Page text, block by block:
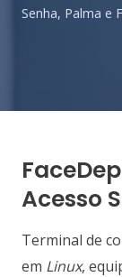
Senha, Palma e
Acesso
Terminal de
em Linux,